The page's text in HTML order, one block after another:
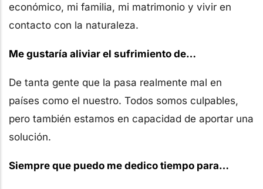
económico, mi familia, mi matrimonio y vivir en
contacto con la naturaleza.
Me gustaría aliviar el sufrimiento de…
De tanta gente que la pasa realmente mal en
países como el nuestro. Todos somos culpables,
pero también estamos en capacidad de aportar una
solución.
Siempre que puedo me dedico tiempo para…